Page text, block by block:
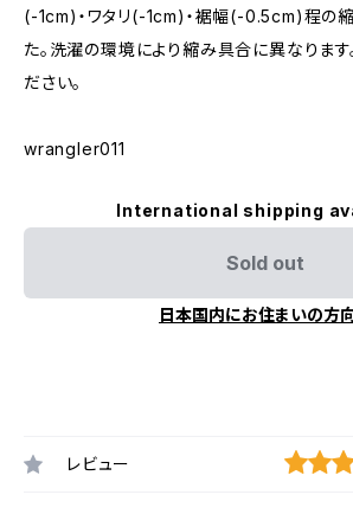
(-1cm)・ワタリ(-1cm)・裾幅(-0.5cm)程の
た。洗濯の環境により縮み具合に異なります
ださい。
wrangler011
International shipping
Sold out
日本国内にお住まいの方
レビュー